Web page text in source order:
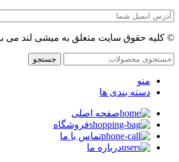
© کلیه حقوق سایت متعلق به میشی لند می
جستجو
منو
دسته بندی ها
صفحه اصلی
فروشگاه
تماس با ما
درباره ما